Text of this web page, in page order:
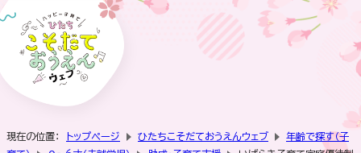
現在の位置： トップページ ひたちこそだておうえんウェブ
年齢で探す（子